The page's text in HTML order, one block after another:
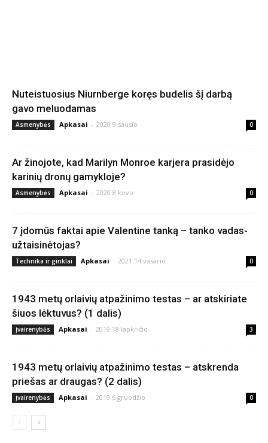
Nuteistuosius Niurnberge koręs budelis šį darbą
gavo meluodamas
Asmenybės Apkasai - 2020 9 sausio 0
Ar žinojote, kad Marilyn Monroe karjera prasidėjo
karinių dronų gamykloje?
Asmenybės Apkasai - 2020 8 kovo 0
7 įdomūs faktai apie Valentine tanką – tanko vadas-
užtaisinėtojas?
Technika ir ginklai Apkasai - 2021 14 vasario 0
1943 metų orlaivių atpažinimo testas – ar atskiriate
šiuos lėktuvus? (1 dalis)
Įvairenybės Apkasai - 2019 18 lapkričio 3
1943 metų orlaivių atpažinimo testas – atskrenda
priešas ar draugas? (2 dalis)
Įvairenybės Apkasai - 2019 6 gruodžio 0